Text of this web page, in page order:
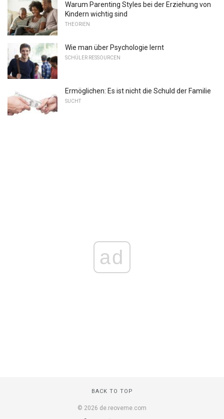
Warum Parenting Styles bei der Erziehung von
Kindern wichtig sind
THEORIEN
Wie man über Psychologie lernt
SCHÜLER RESSOURCEN
Ermöglichen: Es ist nicht die Schuld der Familie
SUCHT
ad
BACK TO TOP
© 2026 de.reoveme.com